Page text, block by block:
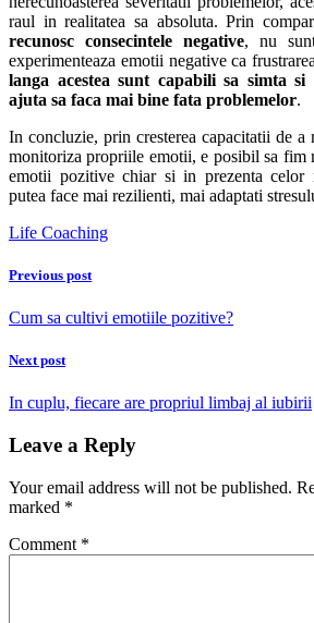
raul in realitatea sa absoluta. Prin
recunosc consecintele negative, nu
experimenteaza emotii negative ca
langa acestea sunt capabili sa simta
ajuta sa faca mai bine fata problemelor.
In concluzie, prin cresterea capacitatii de a
monitoriza propriile emotii, e posibil sa fim
emotii pozitive chiar si in prezenta celor
putea face mai rezilienti, mai adaptati
Life Coaching
Previous post
Cum sa cultivi emotiile pozitive?
Next post
In cuplu, fiecare are propriul limbaj al iubirii
Leave a Reply
Your email address will not be published.
marked *
Comment *